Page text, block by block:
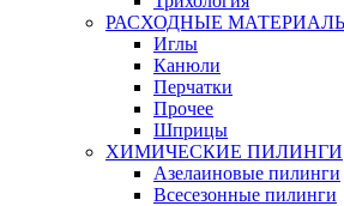
РАСХОДНЫЕ
Иглы
Канюли
Перчатки
Прочее
Шприцы
ХИМИЧЕСКИЕ ПИЛИНГИ
Азелаиновые пилинги
Всесезонные пилинги